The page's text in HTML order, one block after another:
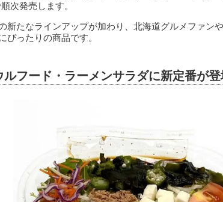
次発売します。
新たなラインアップが加わり、北海道グルメファン
ぴったりの商品です。
ルフード・ラーメンサラダに新定番が登